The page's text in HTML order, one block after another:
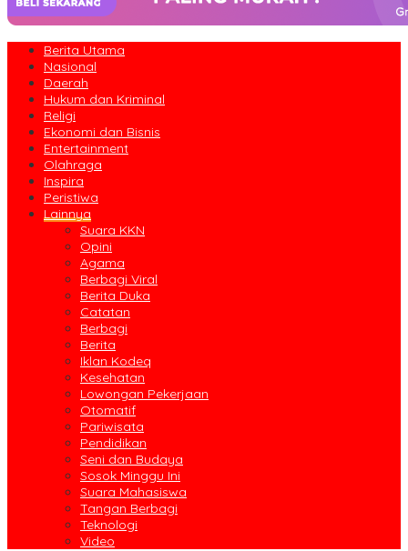
Berita Utama
Nasional
Daerah
Hukum dan Kriminal
Religi
Ekonomi dan Bisnis
Entertainment
Olahraga
Inspira
Peristiwa
Lainnya
Suara KKN
Opini
Agama
Berbagi Viral
Berita Duka
Catatan
Berbagi
Berita
Iklan Kodeq
Kesehatan
Lowongan Pekerjaan
Otomatif
Pariwisata
Pendidikan
Seni dan Budaya
Sosok Minggu Ini
Suara Mahasiswa
Tangan Berbagi
Teknologi
Video